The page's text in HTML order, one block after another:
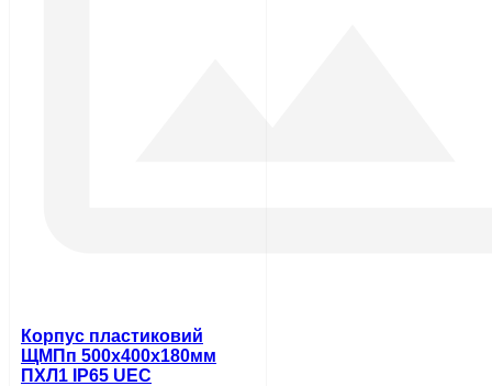
Корпус пластиковий
ЩМПп 500х400х180мм
ПХЛ1 IP65 UEC